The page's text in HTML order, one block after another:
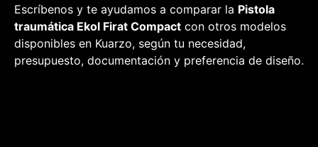
Escríbenos y te ayudamos a comparar la Pistola
traumática Ekol Firat Compact con otros modelos
disponibles en Kuarzo, según tu necesidad,
presupuesto, documentación y preferencia de diseño.